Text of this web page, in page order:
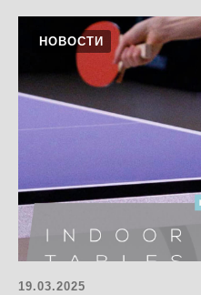
НОВОСТИ
19.03.2025